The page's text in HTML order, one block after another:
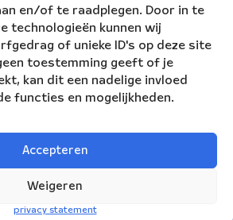
en/of te raadplegen. Door in te
technologieën kunnen wij
of unieke ID's op deze site
toestemming geeft of je
kan dit een nadelige invloed
functies en mogelijkheden.
Accepteren
Weigeren
privacy statement
12